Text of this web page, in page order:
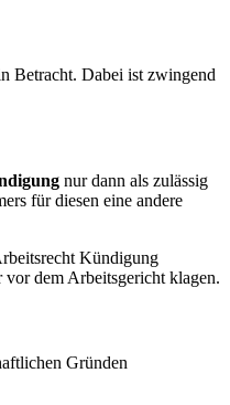
Betracht. Dabei ist zwingend
nur dann als zulässig
für diesen eine andere
Kündigung
vor dem Arbeitsgericht klagen.
Gründen